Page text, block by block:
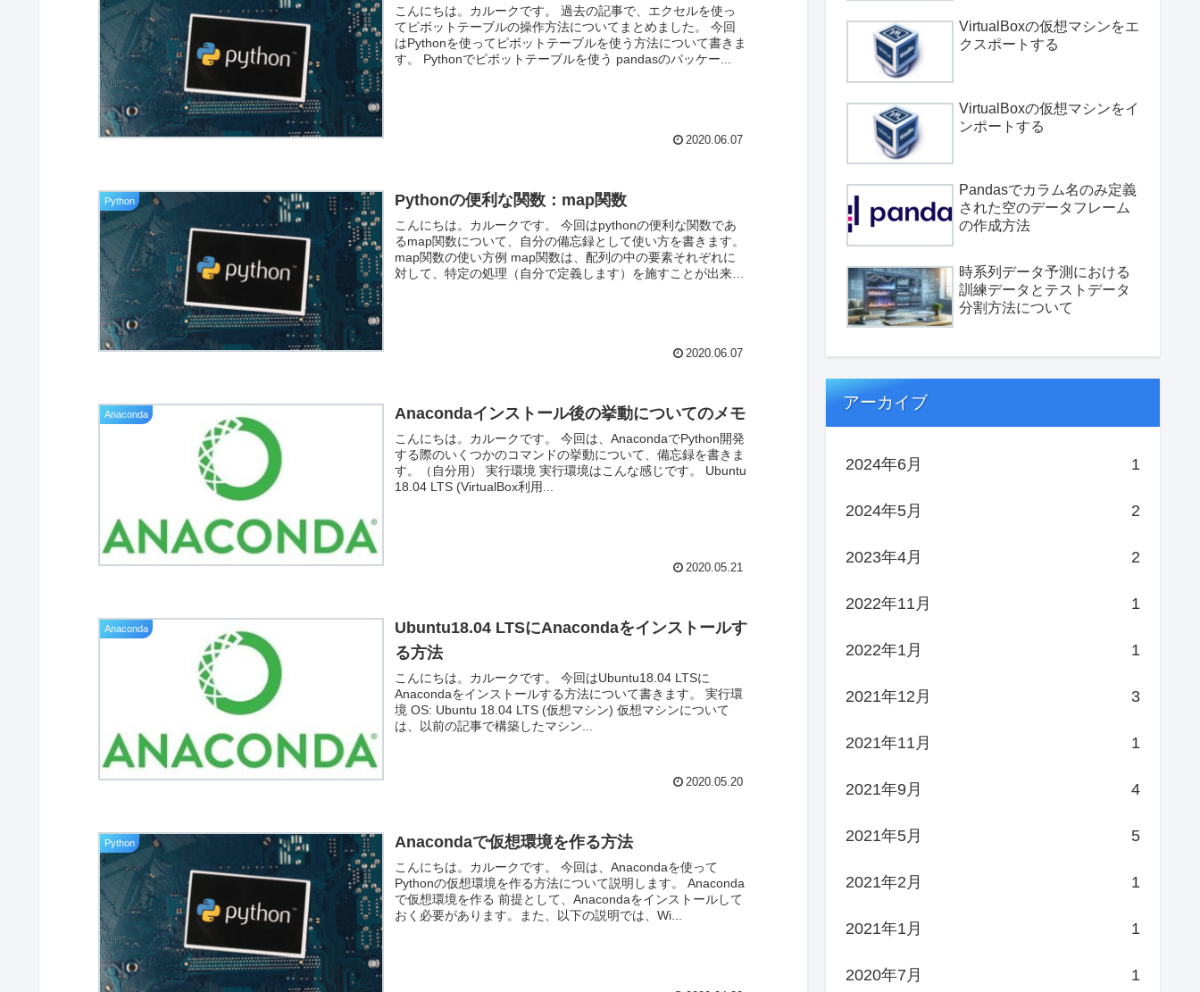
こんにちは。カルークです。 過去の記事で、エクセルを使っ
てピボットテーブルの操作方法についてまとめました。 今回
はPythonを使ってピボットテーブルを使う方法について書きま
す。 Pythonでピボットテーブルを使う pandasのパッケー...
2020.06.07
Python Pythonの便利な関数：map関数
こんにちは。カルークです。 今回はpythonの便利な関数であ
るmap関数について、自分の備忘録として使い方を書きます。
map関数の使い方例 map関数は、配列の中の要素それぞれに
対して、特定の処理（自分で定義します）を施すことが出来ま
2020.06.07
Anaconda Anacondaインストール後の挙動についてのメモ
こんにちは。カルークです。 今回は、AnacondaでPython開発
する際のいくつかのコマンドの挙動について、備忘録を書きま
す。（自分用） 実行環境 実行環境はこんな感じです。 Ubuntu
18.04 LTS (VirtualBox利用...
2020.05.21
Anaconda
Ubuntu18.04 LTSにAnacondaをインストールす
る方法
こんにちは。カルークです。 今回はUbuntu18.04 LTSに
Anacondaをインストールする方法について書きます。 実行環
境 OS: Ubuntu 18.04 LTS (仮想マシン) 仮想マシンについて
は、以前の記事で構築したマシン...
2020.05.20
Python Anacondaで仮想環境を作る方法
こんにちは。カルークです。 今回は、Anacondaを使って
Pythonの仮想環境を作る方法について説明します。 Anaconda
で仮想環境を作る 前提として、Anacondaをインストールして
おく必要があります。また、以下の説明では、Wi...
VirtualBoxの仮想マシンをエ
クスポートする
VirtualBoxの仮想マシンをイ
ンポートする
Pandasでカラム名のみ定義
された空のデータフレーム
の作成方法
時系列データ予測における
訓練データとテストデータ
分割方法について
アーカイブ
2024年6月 1
2024年5月 2
2023年4月 2
2022年11月 1
2022年1月 1
2021年12月 3
2021年11月 1
2021年9月 4
2021年5月 5
2021年2月 1
2021年1月 1
2020年7月 1